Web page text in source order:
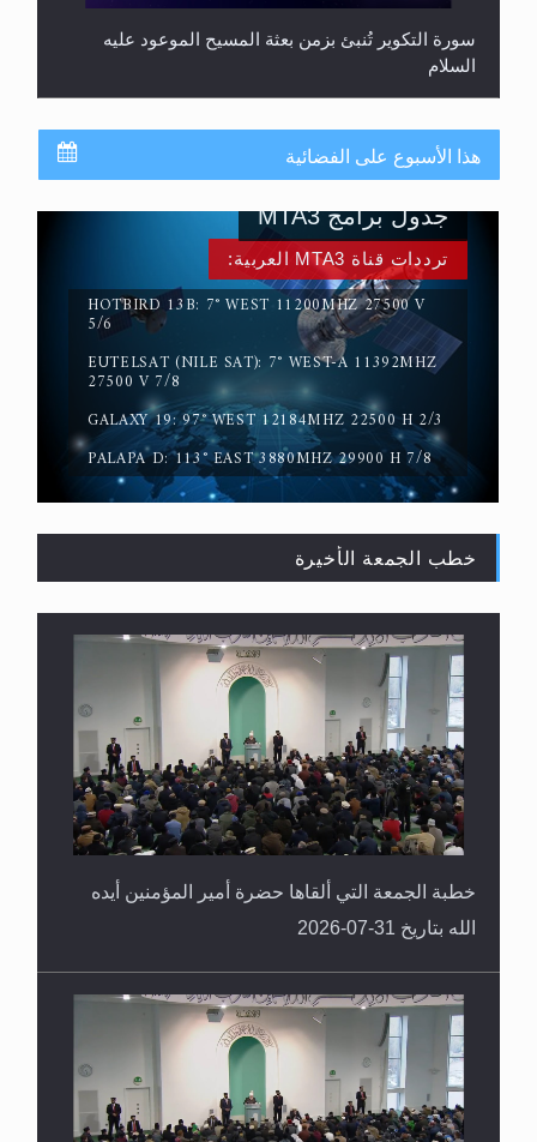
سورة التكوير تُنبئ بزمن بعثة المسيح الموعود عليه
السلام
حقيقة المسيح الدجال
القرآن قاضٍ وحكمٌ على السنة ومهيمنٌ عليها.. ليس
العكس
هذا الأسبوع على الفضائية
ترددات قناة MTA3 العربية:
HOTBIRD 13B: 7° WEST 11200MHZ 27500 V
5/6
EUTELSAT (NILE SAT): 7° WEST-A 11392MHZ
27500 V 7/8
GALAXY 19: 97° WEST 12184MHZ 22500 H 2/3
PALAPA D: 113° EAST 3880MHZ 29900 H 7/8
جدول برامج MTA3
خطب الجمعة الأخيرة
خطبة الجمعة التي ألقاها حضرة أمير المؤمنين أيده
الله بتاريخ 31-07-2026